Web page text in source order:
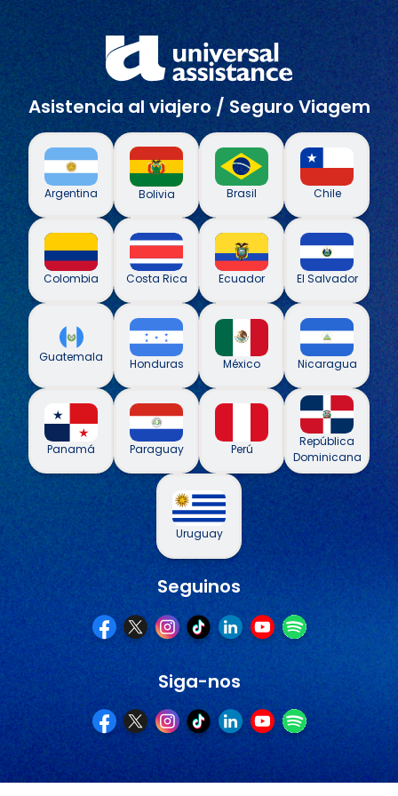
Asistencia al viajero / Seguro Viagem
Argentina Bolivia Brasil Chile
Colombia Costa Rica Ecuador El Salvador
Guatemala Honduras México Nicaragua
Panamá Paraguay Perú
República
Dominicana
Uruguay
Seguinos
Siga-nos